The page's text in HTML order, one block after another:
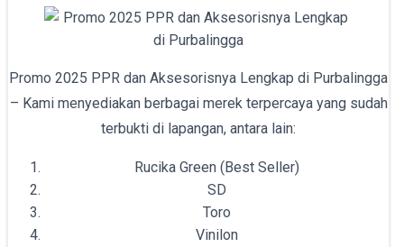
Promo 2025 PPR dan Aksesorisnya Lengkap di Purbalingga
– Kami menyediakan berbagai merek terpercaya yang sudah
terbukti di lapangan, antara lain:
Rucika Green (Best Seller)
SD
Toro
Vinilon